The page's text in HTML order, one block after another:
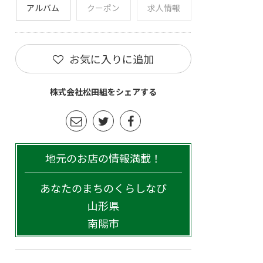
アルバム クーポン 求人情報
お気に入りに追加
株式会社松田組をシェアする
地元のお店の情報満載！
あなたのまちのくらしなび
山形県
南陽市